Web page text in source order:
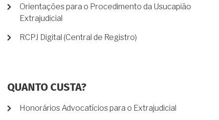
Orientações para o Procedimento da Usucapião
Extrajudicial
RCPJ Digital (Central de Registro)
QUANTO CUSTA?
Honorários Advocatícios para o Extrajudicial